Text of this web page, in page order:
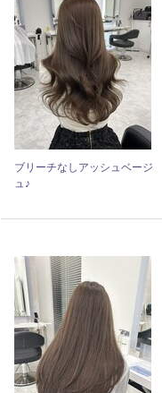
ブリーチなしアッシュベージ
ュ♪